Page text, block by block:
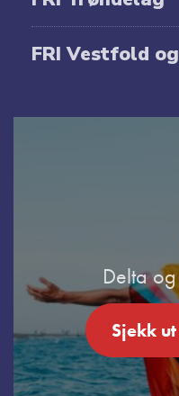
FRI Vestfold
Delta
Sjekk